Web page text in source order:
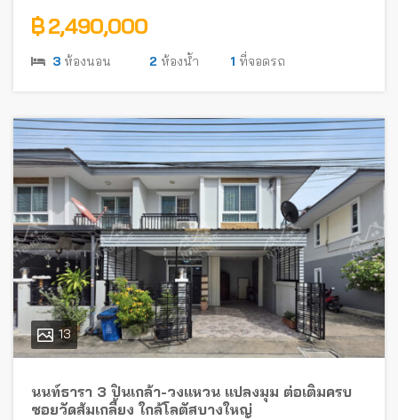
฿ 2,490,000
3 ห้องนอน 2 ห้องน้ำ 1 ที่จอดรถ
13
นนท์ธารา 3 ปิ่นเกล้า-วงแหวน แปลงมุม ต่อเติมครบ
ซอยวัดส้มเกลี้ยง ใกล้โลตัสบางใหญ่